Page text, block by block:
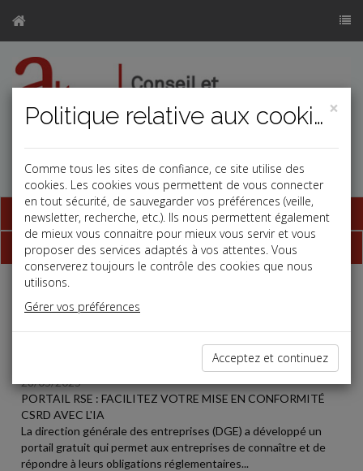
Base documentaire
Dépêches
Liste des dernières dépêches
28/05/2025
PORTAIL RSE : FACILITEZ VOTRE MISE EN CONFORMITÉ
CSRD AVEC L'IA
La direction générale des entreprises (DGE) a développé un
portail gratuit qui permet aux entreprises de connaître et de
répondre à leurs obligations réglementaires...
×
Politique relative aux cookies
Comme tous les sites de confiance, ce site utilise des
cookies. Les cookies vous permettent de vous connecter
en tout sécurité, de sauvegarder vos préférences (veille,
newsletter, recherche, etc.). Ils nous permettent également
de mieux vous connaitre pour mieux vous servir et vous
proposer des services adaptés à vos attentes. Vous
conserverez toujours le contrôle des cookies que nous
utilisons.
Gérer vos préférences
Acceptez et continuez